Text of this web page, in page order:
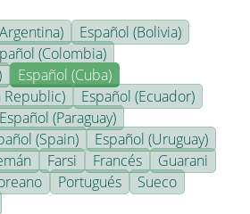
Español (Bolivia)
(Colombia)
Español (Cuba)
Republic)
Español (Ecuador)
Español (Paraguay)
(Spain)
Español (Uruguay)
Farsi Francés
Guarani
Portugués
Sueco